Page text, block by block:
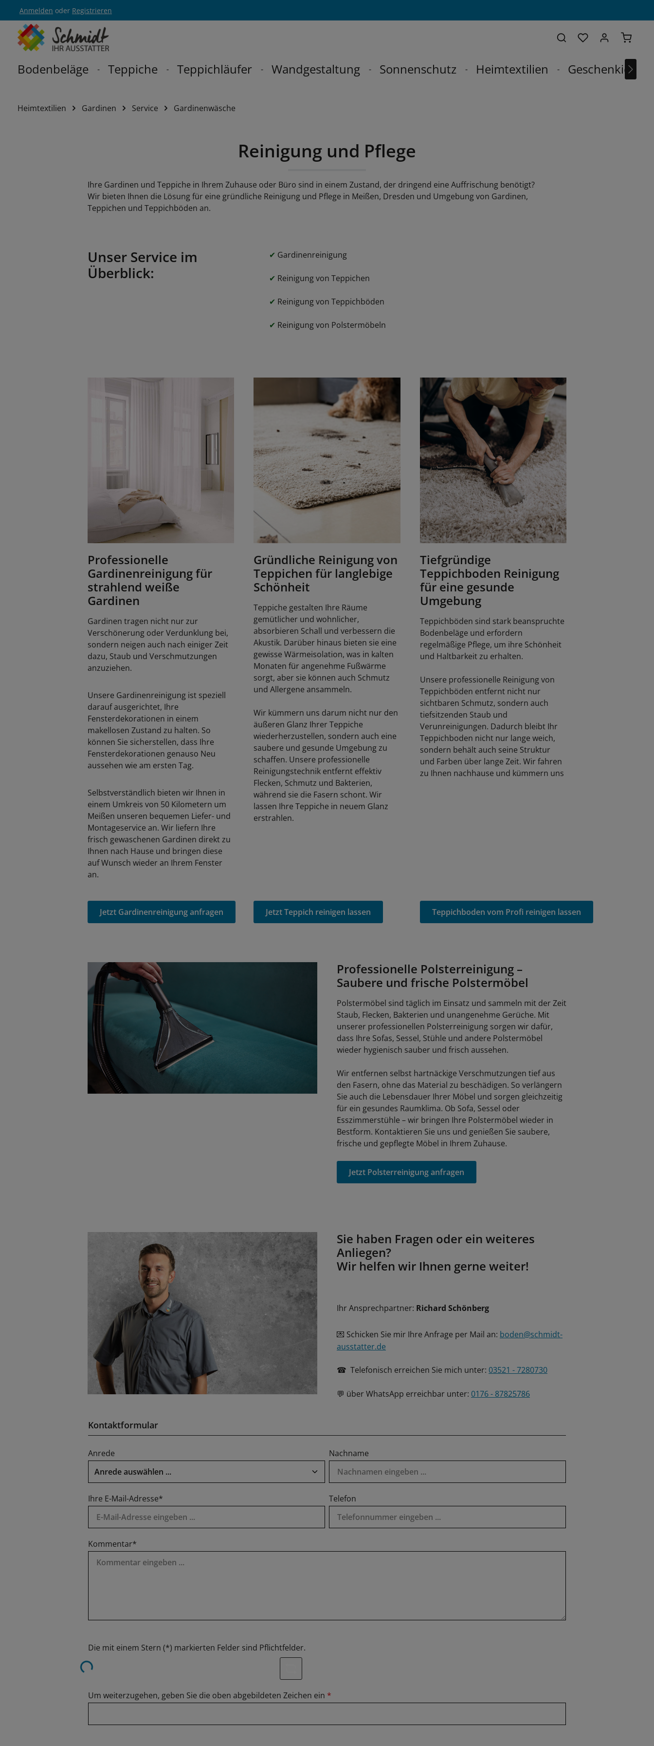
Hauptnavigation springen
Anmelden oder Registrieren
Du hast 0
Bodenbeläge Teppiche Teppichläufer Wandgestaltung Sonnenschutz Heimtextilien Geschenkideen
Heimtextilien Gardinen Service Gardinenwäsche
Reinigung und Pflege
Ihre Gardinen und Teppiche in Ihrem Zuhause oder Büro sind in einem Zustand, der dringend eine Auffrischung benötigt?
Wir bieten Ihnen die Lösung für eine gründliche Reinigung und Pflege in Meißen, Dresden und Umgebung von Gardinen,
Teppichen und Teppichböden an.
Unser Service im
Überblick:
✔ Gardinenreinigung
✔ Reinigung von Teppichen
✔ Reinigung von Teppichböden
✔ Reinigung von Polstermöbeln
Professionelle
Gardinenreinigung für
strahlend weiße
Gardinen
Gardinen tragen nicht nur zur
Verschönerung oder Verdunklung bei,
sondern neigen auch nach einiger Zeit
dazu, Staub und Verschmutzungen
anzuziehen.
Unsere Gardinenreinigung ist speziell
darauf ausgerichtet, Ihre
Fensterdekorationen in einem
makellosen Zustand zu halten. So
können Sie sicherstellen, dass Ihre
Fensterdekorationen genauso Neu
aussehen wie am ersten Tag.
Selbstverständlich bieten wir Ihnen in
einem Umkreis von 50 Kilometern um
Meißen unseren bequemen Liefer- und
Montageservice an. Wir liefern Ihre
frisch gewaschenen Gardinen direkt zu
Ihnen nach Hause und bringen diese
auf Wunsch wieder an Ihrem Fenster
an.
Gründliche Reinigung von
Teppichen für langlebige
Schönheit
Teppiche gestalten Ihre Räume
gemütlicher und wohnlicher,
absorbieren Schall und verbessern die
Akustik. Darüber hinaus bieten sie eine
gewisse Wärmeisolation, was in kalten
Monaten für angenehme Fußwärme
sorgt, aber sie können auch Schmutz
und Allergene ansammeln.
Wir kümmern uns darum nicht nur den
äußeren Glanz Ihrer Teppiche
wiederherzustellen, sondern auch eine
saubere und gesunde Umgebung zu
schaffen. Unsere professionelle
Reinigungstechnik entfernt effektiv
Flecken, Schmutz und Bakterien,
während sie die Fasern schont. Wir
lassen Ihre Teppiche in neuem Glanz
erstrahlen.
Tiefgründige
Teppichboden Reinigung
für eine gesunde
Umgebung
Teppichböden sind stark beanspruchte
Bodenbeläge und erfordern
regelmäßige Pflege, um ihre Schönheit
und Haltbarkeit zu erhalten.
Unsere professionelle Reinigung von
Teppichböden entfernt nicht nur
sichtbaren Schmutz, sondern auch
tiefsitzenden Staub und
Verunreinigungen. Dadurch bleibt Ihr
Teppichboden nicht nur lange weich,
sondern behält auch seine Struktur
und Farben über lange Zeit. Wir fahren
zu Ihnen nachhause und kümmern uns
Jetzt Gardinenreinigung anfragen Jetzt Teppich reinigen lassen Teppichboden vom Profi reinigen lassen
Professionelle Polsterreinigung –
Saubere und frische Polstermöbel
Polstermöbel sind täglich im Einsatz und sammeln mit der Zeit
Staub, Flecken, Bakterien und unangenehme Gerüche. Mit
unserer professionellen Polsterreinigung sorgen wir dafür,
dass Ihre Sofas, Sessel, Stühle und andere Polstermöbel
wieder hygienisch sauber und frisch aussehen.
Wir entfernen selbst hartnäckige Verschmutzungen tief aus
den Fasern, ohne das Material zu beschädigen. So verlängern
Sie auch die Lebensdauer Ihrer Möbel und sorgen gleichzeitig
für ein gesundes Raumklima. Ob Sofa, Sessel oder
Esszimmerstühle – wir bringen Ihre Polstermöbel wieder in
Bestform. Kontaktieren Sie uns und genießen Sie saubere,
frische und gepflegte Möbel in Ihrem Zuhause.
Jetzt Polsterreinigung anfragen
Sie haben Fragen oder ein weiteres
Anliegen?
Wir helfen wir Ihnen gerne weiter!
Ihr Ansprechpartner: Richard Schönberg
💌 Schicken Sie mir Ihre Anfrage per Mail an: boden@schmidt-
ausstatter.de
☎ Telefonisch erreichen Sie mich unter: 03521 - 7280730
💬 über WhatsApp erreichbar unter: 0176 - 87825786
Kontaktformular
Anrede Nachname
Ihre E-Mail-Adresse* Telefon
Kommentar*
Die mit einem Stern (*) markierten Felder sind Pflichtfelder.
Loading...
Um weiterzugehen, geben Sie die oben abgebildeten Zeichen ein *